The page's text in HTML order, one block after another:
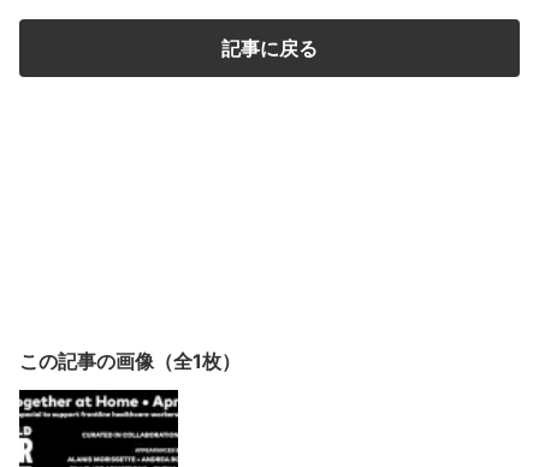
記事に戻る
この記事の画像（全1枚）